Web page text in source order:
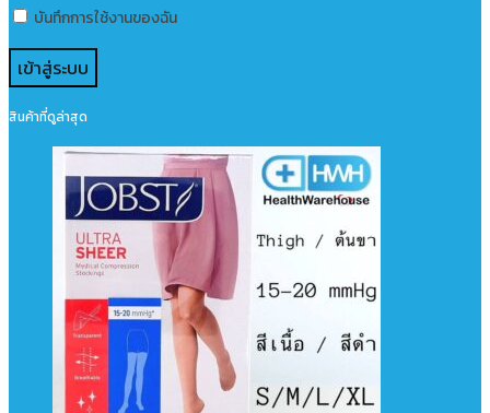
บันทึกการใช้งานของฉัน
สินค้าที่ดูล่าสุด